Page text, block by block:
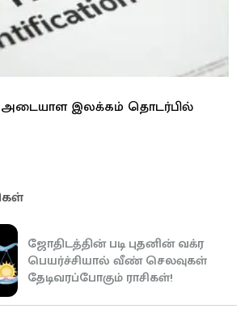
அடையாள இலக்கம் தொடர்பில்
ஜோதிடத்தின் படி புதனின் வக்ர
பெயர்ச்சியால் வீண் செலவுகள்
தேடிவரப்போகும் ராசிகள்!